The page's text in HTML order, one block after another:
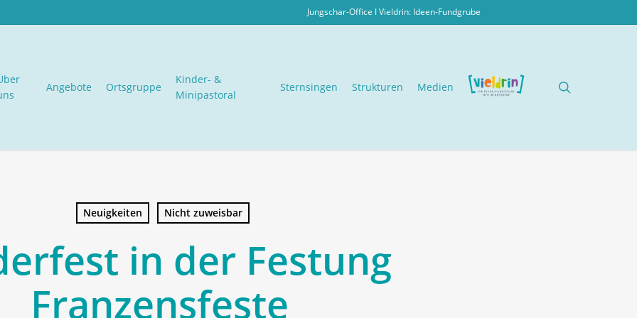
Jungschar-Office IVieldrin: Ideen-Fundgrube
Angebote Ortsgruppe
Kinder- &
Minipastoral
Sternsingen Strukturen Medien
Neuigkeiten Nicht zuweisbar
in der Festung
Franzensfeste